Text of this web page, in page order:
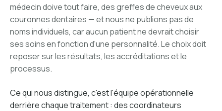
médecin doive tout faire, des greffes de cheveux aux
couronnes dentaires — et nous ne publions pas de
noms individuels, car aucun patient ne devrait choisir
ses soins en fonction d'une personnalité. Le choix doit
reposer sur les résultats, les accréditations et le
processus.
Ce qui nous distingue, c'est l'équipe opérationnelle
derrière chaque traitement : des coordinateurs